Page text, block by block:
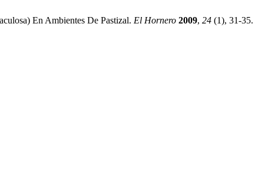
En Ambientes De Pastizal. El Hornero 2009, 24 (1), 31-35.